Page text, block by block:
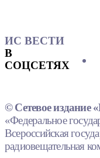
ИС ВЕСТИ
В
СОЦСЕТЯХ
© Сетевое издание
«Федеральное
Всероссийская
радиовещательная